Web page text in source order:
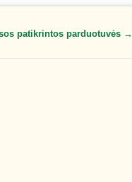
patikrintos parduotuvės →